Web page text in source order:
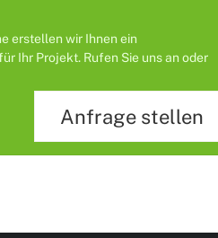
erstellen wir Ihnen ein
Ihr Projekt. Rufen Sie uns an oder
Anfrage stellen